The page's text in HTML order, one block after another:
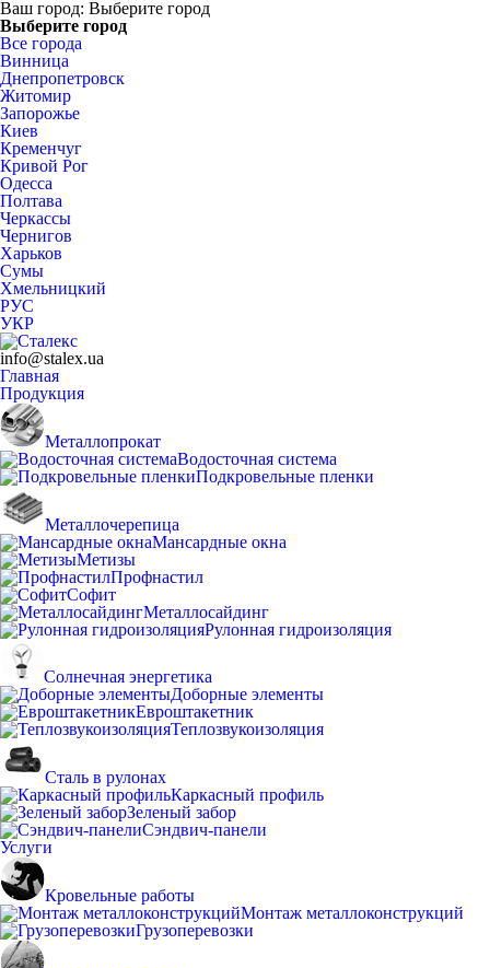
Ваш город: Выберите город
Выберите город
Все города
Винница
Днепропетровск
Житомир
Запорожье
Киев
Кременчуг
Кривой Рог
Одесса
Полтава
Черкассы
Чернигов
Харьков
Сумы
Хмельницкий
РУС
УКР
info@stalex.ua
Главная
Продукция
Металлопрокат
Водосточная система
Подкровельные пленки
Металлочерепица
Мансардные окна
Метизы
Профнастил
Софит
Металлосайдинг
Рулонная гидроизоляция
Солнечная энергетика
Доборные элементы
Евроштакетник
Теплозвукоизоляция
Сталь в рулонах
Каркасный профиль
Зеленый забор
Сэндвич-панели
Услуги
Кровельные работы
Монтаж металлоконструкций
Грузоперевозки